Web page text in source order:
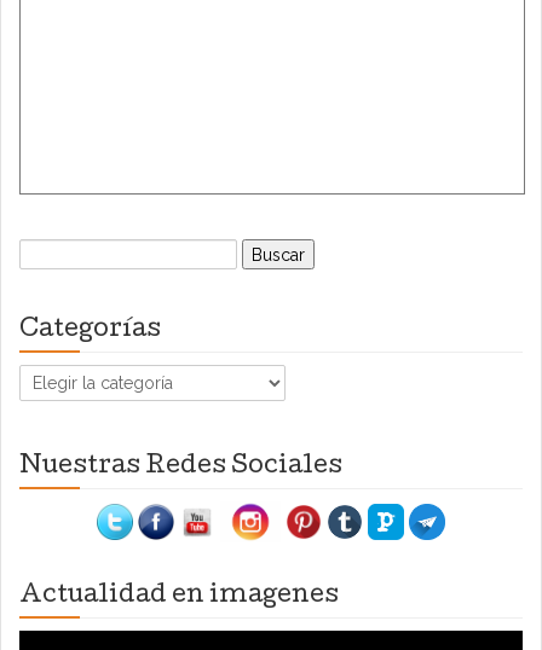
Buscar:
Categorías
Categorías
Nuestras Redes Sociales
Actualidad en imagenes